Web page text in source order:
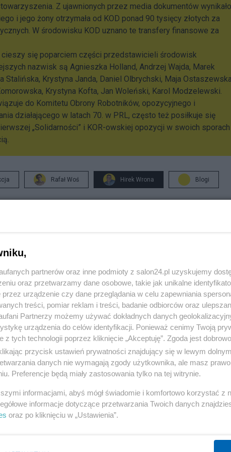
Z ujawnionych przez media dokumentów
i jego żony otrzymała od KOD ponad 90 tysięcy złotych za
W środowisku KOD uznano te transfery finansowe za
cieszy się poparciem części przedstawicieli środowisk
nazwisk są Agnieszka Holland, Andrzej Wajda, Marek
Stalińska, Krystyna Janda, Daniel Olbrychski, Maja
Krystyna Kofta, Jan Woleński, Karol Modzelewski.
do Komitetu Obrony Robotników, opozycyjnego i
działającego w latach 70. w PRL, często też posiłkuje się
„Solidarności” i KOR-owskiej opozycji w swoich sporach
Rafał Woś Hirek Wrona Blogi
partnerów oraz inne podmioty z salon24.pl uzyskujemy
oraz przetwarzamy dane osobowe, takie jak unikalne
przez urządzenie czy dane przeglądania w celu zapewniania
treści, pomiar reklam i treści, badanie odbiorców oraz
Partnerzy możemy używać dokładnych danych
urządzenia do celów identyfikacji. Ponieważ cenimy Twoją
z tych technologii poprzez kliknięcie „Akceptuję”. Zgoda jest
przycisk ustawień prywatności znajdujący się w lewym
danych nie wymagają zgody użytkownika, ale masz
Preferencje będą miały zastosowania tylko na tej witrynie.
informacjami, abyś mógł świadomie i komfortowo korzystać z
informacje dotyczące przetwarzania Twoich danych
oraz po kliknięciu w „Ustawienia”.